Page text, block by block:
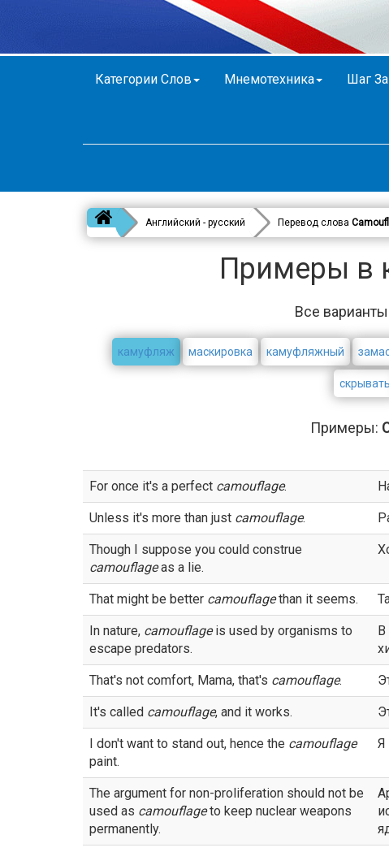
Категории Слов Мнемотехника Шаг
Английский - русский Перевод слова
Примеры в
Все
камуфляж маскировка камуфляжный
скрывать
Примеры:
For once it's a perfect camouflage.
Unless it's more than just camouflage.
Though I suppose you could construe
camouflageas a lie.
That might be better camouflagethan it seems.
In nature, camouflageis used by organisms to
escape predators.
В
That's not comfort, Mama, that's camouflage.
It's called camouflage, and it works.
I don't want to stand out, hence the camouflage
paint.
Я
The argument for non-proliferation should not be
used as camouflageto keep nuclear weapons
permanently.